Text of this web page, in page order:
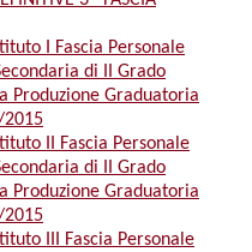
I Fascia Personale
di II Grado
Produzione Graduatoria
II Fascia Personale
di II Grado
Produzione Graduatoria
III Fascia Personale